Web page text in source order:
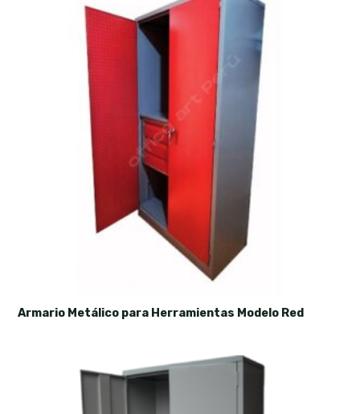
Armario Metálico para Herramientas Modelo Red